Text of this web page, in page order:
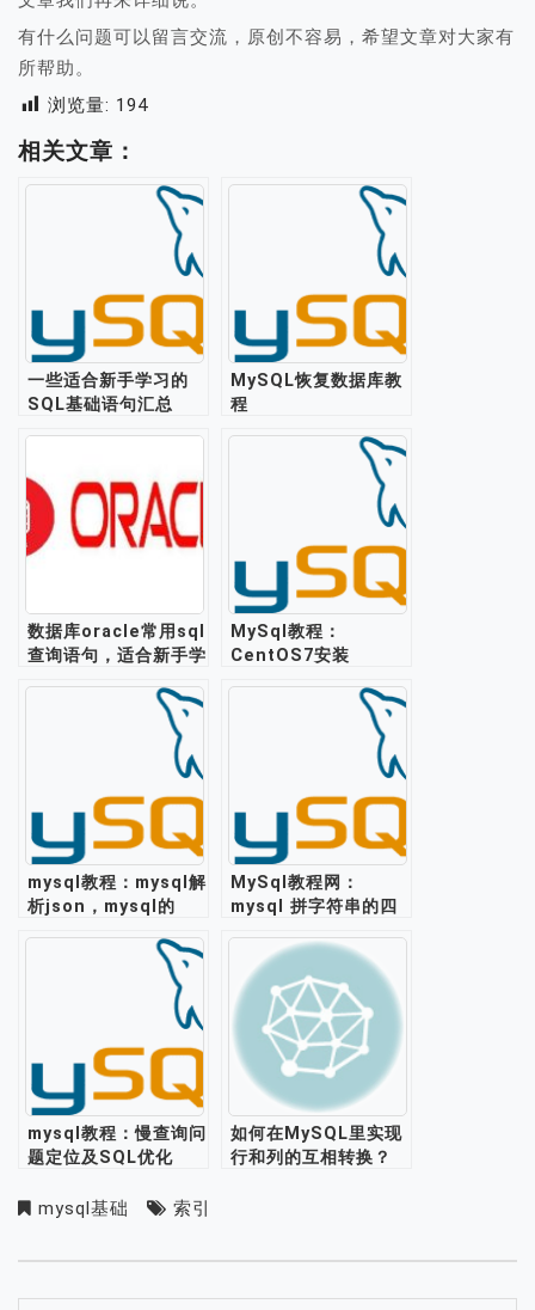
有什么问题可以留言交流，原创不容易，希望文章对大家有
所帮助。
浏览量: 194
相关文章：
一些适合新手学习的
SQL基础语句汇总
MySQL恢复数据库教
程
数据库oracle常用sql
查询语句，适合新手学
MySql教程：
CentOS7安装
mysql教程：mysql解
析json，mysql的
MySql教程网：
mysql 拼字符串的四
mysql教程：慢查询问
题定位及SQL优化
如何在MySQL里实现
行和列的互相转换？
mysql基础 索引